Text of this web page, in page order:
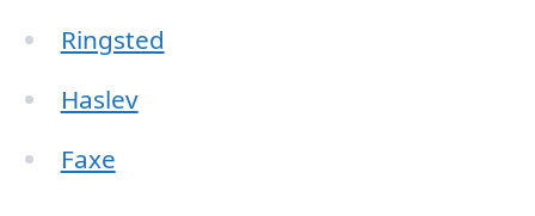
Ringsted
Haslev
Faxe